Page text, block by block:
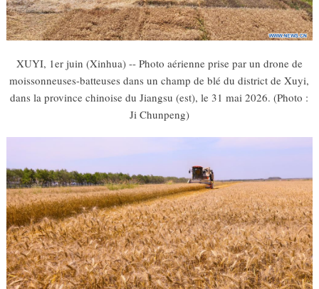
XUYI, 1er juin (Xinhua) -- Photo aérienne prise par un drone de
moissonneuses-batteuses dans un champ de blé du district de Xuyi,
dans la province chinoise du Jiangsu (est), le 31 mai 2026. (Photo :
Ji Chunpeng)